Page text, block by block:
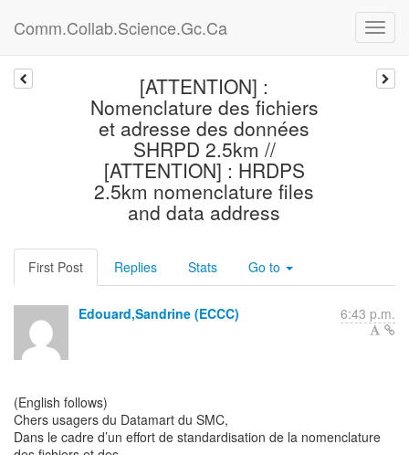
Comm.Collab.Science.Gc.Ca
[ATTENTION] :
Nomenclature des fichiers
et adresse des données
SHRPD 2.5km //
[ATTENTION] : HRDPS
2.5km nomenclature files
and data address
First Post Replies Stats Go to
Edouard,Sandrine (ECCC) 6:43 p.m.
(English follows)
Chers usagers du Datamart du SMC,
Dans le cadre d’un effort de standardisation de la nomenclature